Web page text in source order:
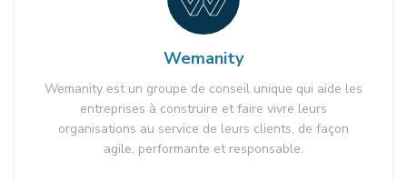
Wemanity
Wemanity est un groupe de conseil unique qui aide les
entreprises à construire et faire vivre leurs
organisations au service de leurs clients, de façon
agile, performante et responsable.